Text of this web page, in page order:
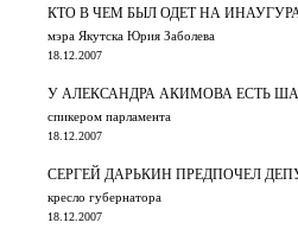
КТО В ЧЕМ БЫЛ ОДЕТ НА
мэра Якутска Юрия Заболева
18.12.2007
У АЛЕКСАНДРА АКИМОВА ЕСТЬ
спикером парламента
18.12.2007
СЕРГЕЙ ДАРЬКИН ПРЕДПОЧЕЛ
кресло губернатора
18.12.2007